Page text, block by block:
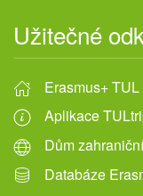
Užitečné
Erasmus+ TUL
Aplikace
Dům
Databáze